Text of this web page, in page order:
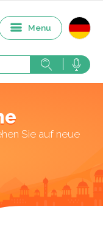
Menu
Sie auf neue